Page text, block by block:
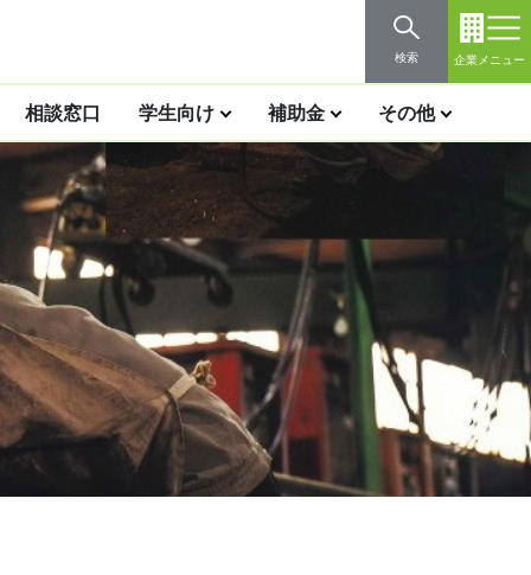
検索 企業メニュー
相談窓口 学生向け 補助金 その他